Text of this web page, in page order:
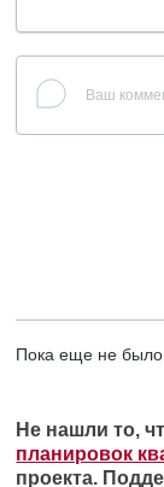
Пока еще не
Не нашли то,
планировок
проекта.